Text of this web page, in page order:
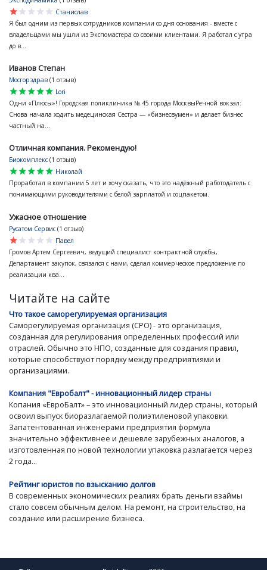
star
star
star
star
star
Станислав
Я был одним из первых сотрудников компании со дня основания - вместе с
владельцами мы ушли из Экспомастера со своими клиентами. Я работал с утра
до в...
Иванов Степан
Мосгорздрав (1 отзыв)
star
star
star
star
star
Lori
Одни «Плюсы»! Городская поликлиника № 45 города МосквыРечной вокзал:
Снова начала ходить медецинская Сестра — «бизнесвумен» и делает бизнес
частный на...
Отличная компания. Рекомендую!
Биокомплекс (1 отзыв)
star
star
star
star
star
Николай
Проработал в компании 5 лет и хочу сказать, что это надёжный работодатель с
понимающими руководителями с белой зарплатой и соцпакетом.
Ужасное отношение
Русатом Сервис (1 отзыв)
star
star
star
star
star
Павел
Громов Артем Сергеевич, ведущий специалист контрактной службы,
Департамент закупок, связался с нами, сделал коммерческое предложение по
реализации ква...
Читайте на сайте
Что такое саморегулируемая организация
Саморегулируемая организация (СРО) - это организация,
созданная для регулирования определенных профессий или
отраслей. Обычно это НПО, созданные для создания правил,
которые способствуют порядку между предприятиями и
организациями.
Компания "Евробалт" - инновационный лидер страны
Копания «ЕвроБалт» – это инновационный лидер страны, который
освоил выпуск биоразлагаемой полиэтиленовой упаковки.
Запатентованная инженерами предприятия формула
значительно эффективнее и дешевле зарубежных аналогов, а
изготовленная по новой технологии упаковка разлагается через
2 года...
Рейтинг юристов по взысканию долгов
В современных экономических реалиях брать деньги взаймы
стало совсем обычным делом. На ремонт, на строительство, на
создание или расширение бизнеса.